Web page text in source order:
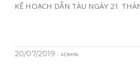
KẾ HOẠCH DẪN TÀU NGÀY 21
20/07/2019 - ADMIN